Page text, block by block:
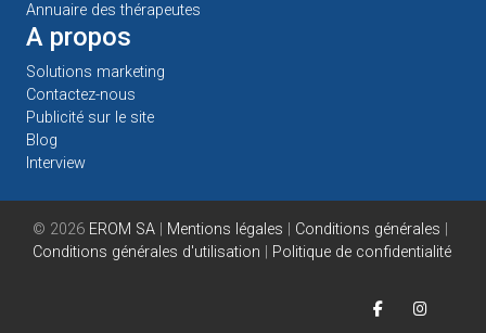
Annuaire des thérapeutes
A propos
Solutions marketing
Contactez-nous
Publicité sur le site
Blog
Interview
© 2026 EROM SA Mentions légales Conditions générales
Conditions générales d'utilisation
Politique de confidentialité